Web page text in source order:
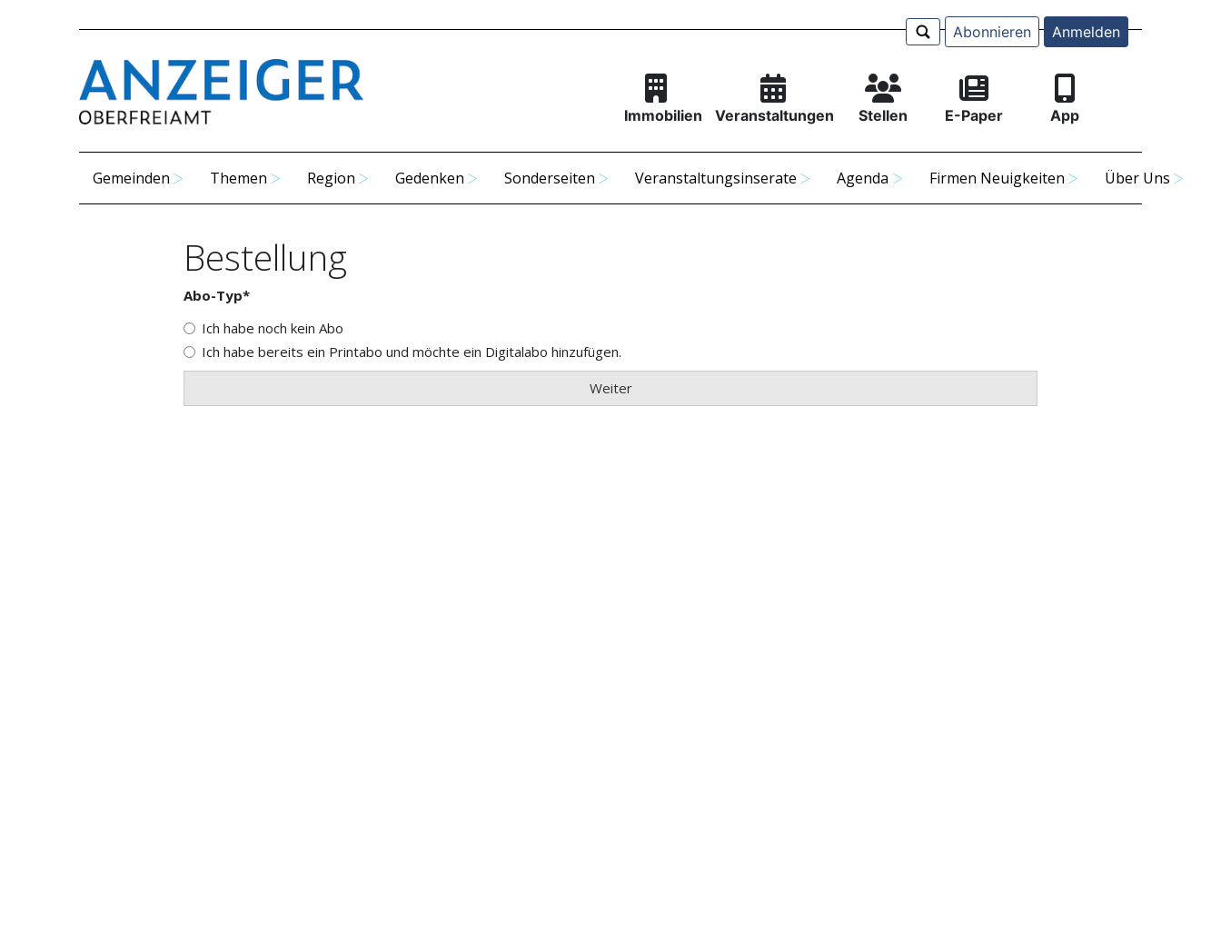
Abonnieren Anmelden
Immobilien Veranstaltungen Stellen E-Paper App
Gemeinden Themen Region Gedenken Sonderseiten Veranstaltungsinserate Agenda Firmen Neuigkeiten Über Uns